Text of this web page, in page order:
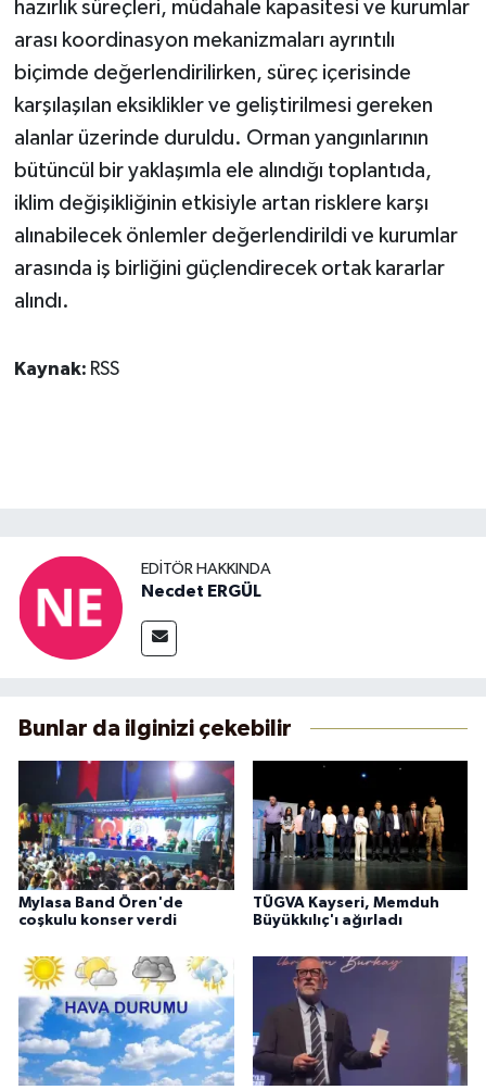
hazırlık süreçleri, müdahale kapasitesi ve kurumlar
arası koordinasyon mekanizmaları ayrıntılı
biçimde değerlendirilirken, süreç içerisinde
karşılaşılan eksiklikler ve geliştirilmesi gereken
alanlar üzerinde duruldu. Orman yangınlarının
bütüncül bir yaklaşımla ele alındığı toplantıda,
iklim değişikliğinin etkisiyle artan risklere karşı
alınabilecek önlemler değerlendirildi ve kurumlar
arasında iş birliğini güçlendirecek ortak kararlar
alındı.
Kaynak: RSS
EDITÖR HAKKINDA
Necdet ERGÜL
Bunlar da ilginizi çekebilir
Mylasa Band Ören'de
coşkulu konser verdi
TÜGVA Kayseri, Memduh
Büyükkılıç'ı ağırladı